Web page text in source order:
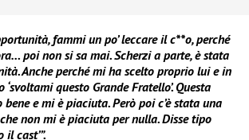
fammi un po’ leccare il c**o, perché
poi non si sa mai. Scherzi a parte, è stata
Anche perché mi ha scelto proprio lui e in
questo Grande Fratello’. Questa
e mi è piaciuta. Però poi c’è stata una
non mi è piaciuta per nulla. Disse tipo
il cast’”.